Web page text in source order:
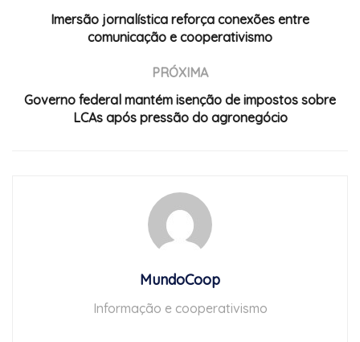
Imersão jornalística reforça conexões entre
comunicação e cooperativismo
PRÓXIMA
Governo federal mantém isenção de impostos sobre
LCAs após pressão do agronegócio
MundoCoop
Informação e cooperativismo